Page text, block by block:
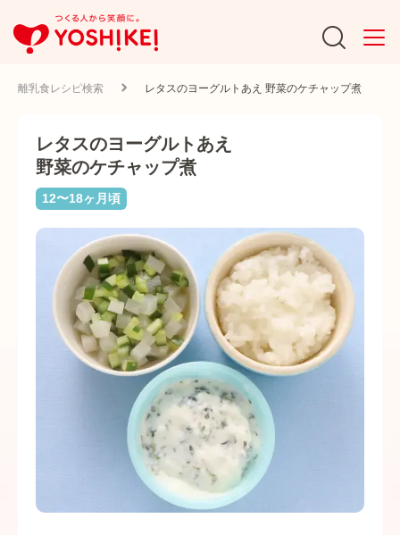
離乳食レシピ検索 レタスのヨーグルトあえ 野菜のケチャップ煮
レタスのヨーグルトあえ
野菜のケチャップ煮
12〜18ヶ月頃